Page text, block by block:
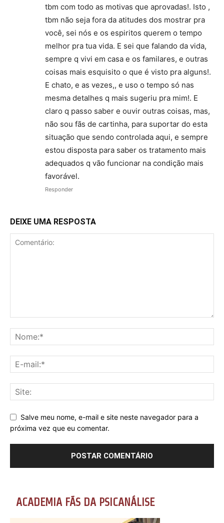
tbm com todo as motivas que aprovadas!. Isto ,
tbm não seja fora da atitudes dos mostrar pra
você, sei nós e os espiritos querem o tempo
melhor pra tua vida. E sei que falando da vida,
sempre q vivi em casa e os familares, e outras
coisas mais esquisito o que é visto pra alguns!.
E chato, e as vezes,, e uso o tempo só nas
mesma detalhes q mais sugeriu pra mim!. E
claro q passo saber e ouvir outras coisas, mas,
não sou fãs de cartinha, para suportar do esta
situação que sendo controlada aqui, e sempre
estou disposta para saber os tratamento mais
adequados q vão funcionar na condição mais
favorável.
Responder
DEIXE UMA RESPOSTA
Salve meu nome, e-mail e site neste navegador para a
próxima vez que eu comentar.
ACADEMIA FÃS DA PSICANÁLISE